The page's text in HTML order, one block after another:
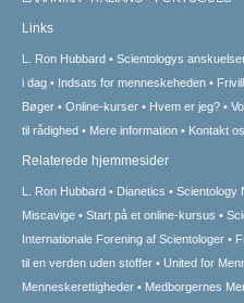
Links
L. Ron Hubbard Scientologys
i dag
Indsats for menneskeheden
Bøger
Online-kurser Hvem er jeg?
til rådighed
Mere information Kontakt os
Relaterede hjemmesider
L. Ron Hubbard Dianetics Scientology
Miscavige
Start på et online-kursus
Internationale Forening af Scientologer
til en verden uden stoffer
United for
Menneskerettigheder
Medborgernes